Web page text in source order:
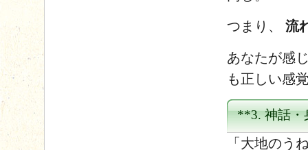
つまり、 流
あなたが感
も正しい感
**3. 神話・
「大地のう